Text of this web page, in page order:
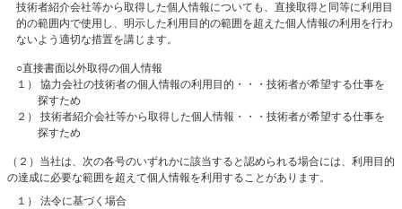
技術者紹介会社等から取得した個人情報についても、 直接取得と同等に利用目
的の範囲内で使用し、明示した利用目的の範囲を超えた個人情報の利用を行わ
ないよう適切な措置を講じます。
○直接書面以外取得の個人情報
１） 協力会社の技術者の個人情報の利用目的・・・技術者が希望する仕事を
探すため
２） 技術者紹介会社等から取得した個人情報・・・技術者が希望する仕事を
探すため
（２）当社は、次の各号のいずれかに該当すると認められる場合には、利用目的
の達成に必要な範囲を超えて個人情報を利用することがあります。
１） 法令に基づく場合